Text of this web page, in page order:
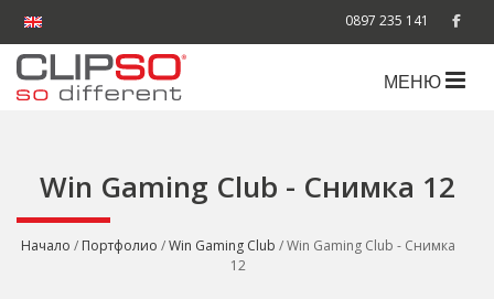
0897 235 141
МЕНЮ
Win Gaming Club - Снимка 12
Начало / Портфолио /Win Gaming Club / Win Gaming Club - Снимка
12